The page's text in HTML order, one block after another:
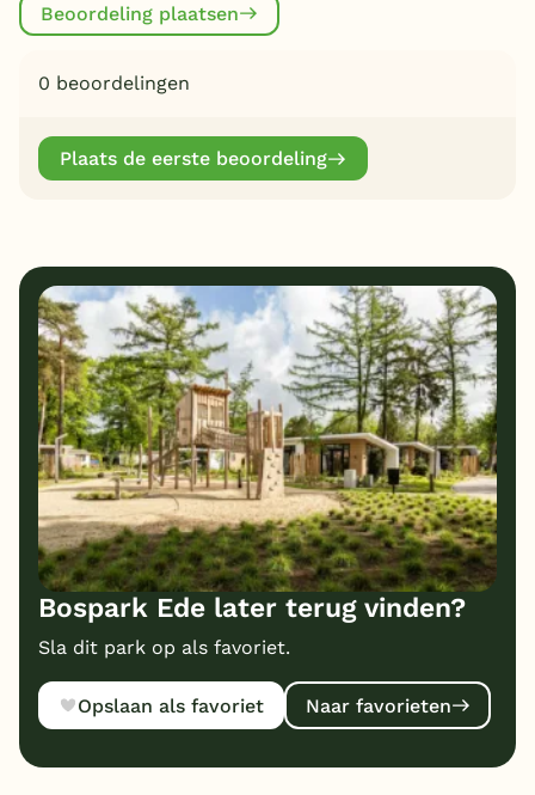
Beoordeling plaatsen
0 beoordelingen
Plaats de eerste beoordeling
Bospark Ede later terug vinden?
Sla dit park op als favoriet.
Opslaan als favoriet Naar favorieten